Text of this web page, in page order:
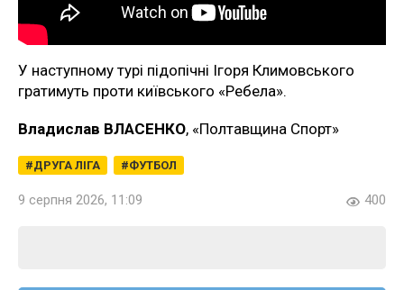
У наступному турі підопічні Ігоря Климовського
гратимуть проти київського «Ребела».
Владислав ВЛАСЕНКО, «Полтавщина Спорт»
ДРУГА ЛІГА ФУТБОЛ
9 серпня 2026, 11:09 400